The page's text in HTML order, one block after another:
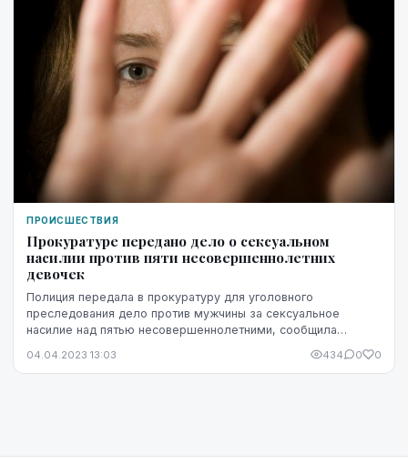
ПРОИСШЕСТВИЯ
Прокуратуре передано дело о сексуальном
насилии против пяти несовершеннолетних
девочек
Полиция передала в прокуратуру для уголовного
преследования дело против мужчины за сексуальное
насилие над пятью несовершеннолетними, сообщила
обще...
04.04.2023 13:03 434 0 0